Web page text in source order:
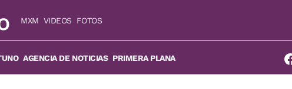
MXM VIDEOS FOTOS
AGENCIA DE NOTICIAS PRIMERA PLANA